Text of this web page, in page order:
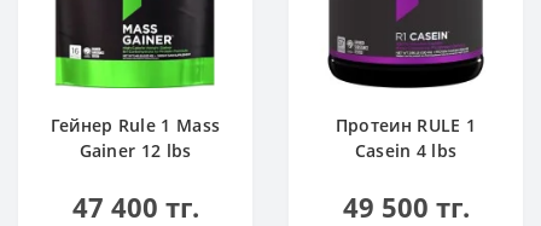
Гейнер Rule 1 Mass
Gainer 12 lbs
47 400 тг.
Протеин RULE 1
Casein 4 lbs
Мороженое
49 500 тг.